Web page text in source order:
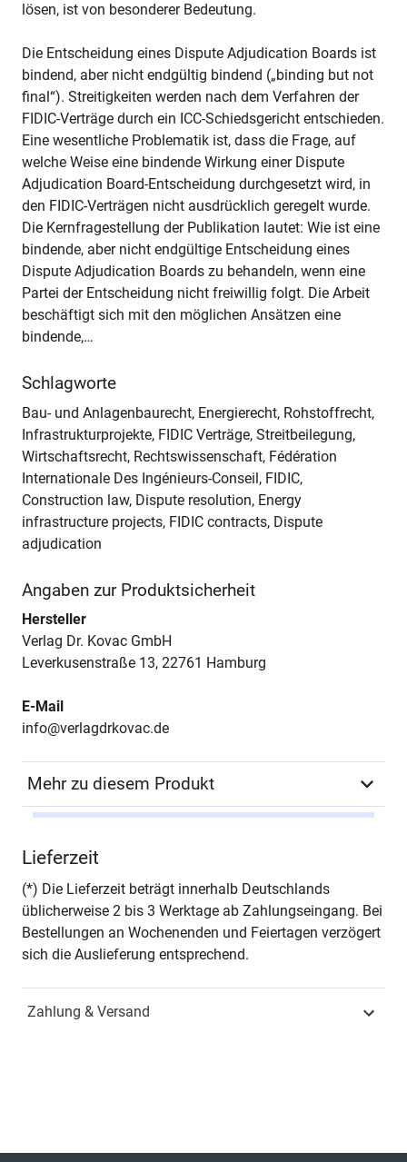
lösen, ist von besonderer Bedeutung.
Die Entscheidung eines Dispute Adjudication Boards ist
bindend, aber nicht endgültig bindend („binding but not
final“). Streitigkeiten werden nach dem Verfahren der
FIDIC-Verträge durch ein ICC-Schiedsgericht entschieden.
Eine wesentliche Problematik ist, dass die Frage, auf
welche Weise eine bindende Wirkung einer Dispute
Adjudication Board-Entscheidung durchgesetzt wird, in
den FIDIC-Verträgen nicht ausdrücklich geregelt wurde.
Die Kernfragestellung der Publikation lautet: Wie ist eine
bindende, aber nicht endgültige Entscheidung eines
Dispute Adjudication Boards zu behandeln, wenn eine
Partei der Entscheidung nicht freiwillig folgt. Die Arbeit
beschäftigt sich mit den möglichen Ansätzen eine
bindende,…
Schlagworte
Bau- und Anlagenbaurecht, Energierecht, Rohstoffrecht,
Infrastrukturprojekte, FIDIC Verträge, Streitbeilegung,
Wirtschaftsrecht, Rechtswissenschaft, Fédération
Internationale Des Ingénieurs-Conseil, FIDIC,
Construction law, Dispute resolution, Energy
infrastructure projects, FIDIC contracts, Dispute
adjudication
Angaben zur Produktsicherheit
Hersteller
Verlag Dr. Kovac GmbH
Leverkusenstraße 13, 22761 Hamburg
E-Mail
info@verlagdrkovac.de
Mehr zu diesem Produkt
Seiten 222
Jahr Hamburg 2020
Fachdisziplin
ISSN 2197-4535
Lieferzeit
(*) Die Lieferzeit beträgt innerhalb Deutschlands
üblicherweise 2 bis 3 Werktage ab Zahlungseingang. Bei
Bestellungen an Wochenenden und Feiertagen verzögert
sich die Auslieferung entsprechend.
Zahlung & Versand